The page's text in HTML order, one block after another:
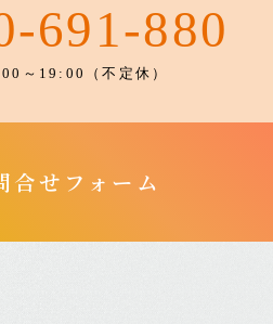
691-880
～19:00（不定休）
合せフォーム